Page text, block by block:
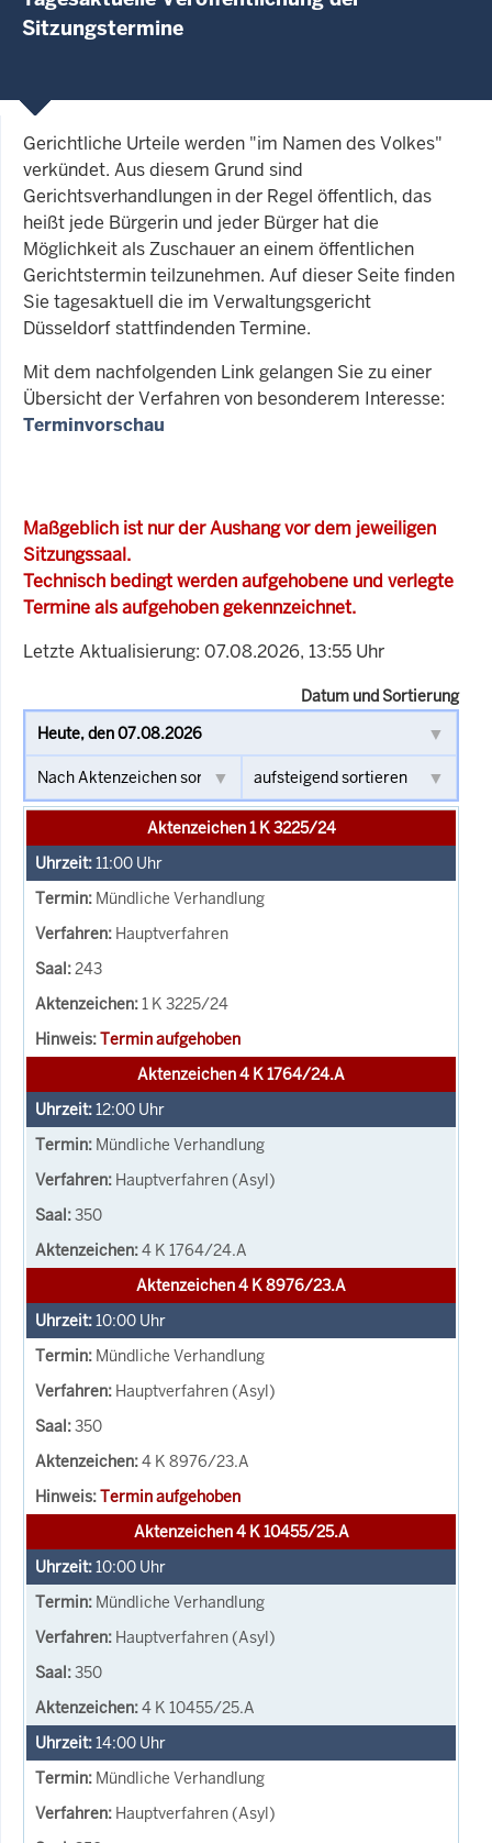
Sitzungstermine
Gerichtliche Urteile werden "im Namen des Volkes"
verkündet. Aus diesem Grund sind
Gerichtsverhandlungen in der Regel öffentlich, das
heißt jede Bürgerin und jeder Bürger hat die
Möglichkeit als Zuschauer an einem öffentlichen
Gerichtstermin teilzunehmen. Auf dieser Seite finden
Sie tagesaktuell die im Verwaltungsgericht
Düsseldorf stattfindenden Termine.
Mit dem nachfolgenden Link gelangen Sie zu einer
Übersicht der Verfahren von besonderem Interesse:
Terminvorschau
Maßgeblich ist nur der Aushang vor dem jeweiligen
Sitzungssaal.
Technisch bedingt werden aufgehobene und verlegte
Termine als aufgehoben gekennzeichnet.
Letzte Aktualisierung: 07.08.2026, 13:55 Uhr
Datum und Sortierung
Aktenzeichen 1 K 3225/24
11:00 Uhr
Mündliche Verhandlung
Hauptverfahren
243
1 K 3225/24
Termin aufgehoben
Aktenzeichen 4 K 1764/24.A
12:00 Uhr
Mündliche Verhandlung
Hauptverfahren (Asyl)
350
4 K 1764/24.A
Aktenzeichen 4 K 8976/23.A
10:00 Uhr
Mündliche Verhandlung
Hauptverfahren (Asyl)
350
4 K 8976/23.A
Termin aufgehoben
Aktenzeichen 4 K 10455/25.A
10:00 Uhr
Mündliche Verhandlung
Hauptverfahren (Asyl)
350
4 K 10455/25.A
14:00 Uhr
Mündliche Verhandlung
Hauptverfahren (Asyl)